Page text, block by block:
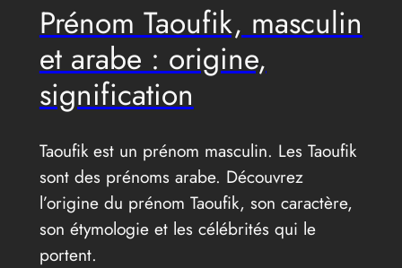
Prénom Taoufik, masculin
et arabe : origine,
signification
Taoufik est un prénom masculin. Les Taoufik
sont des prénoms arabe. Découvrez
l’origine du prénom Taoufik, son caractère,
son étymologie et les célébrités qui le
portent.